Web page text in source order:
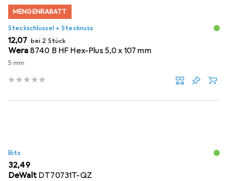
MENGENRABATT
Steckschlüssel + Stecknuss
EUR
12,07 bei 2 Stück
Wera 8740 B HF Hex-Plus 5,0 x 107 mm
5 mm
Bits
EUR
32,49
DeWalt DT70731T-QZ